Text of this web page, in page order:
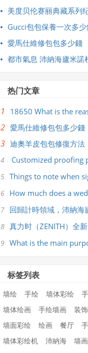
美度贝伦赛丽典藏系列纪
Gucci包包保養一次多
​愛馬仕維修包包多少錢
都市氣息 沛納海廬米諾
热门文章
1
18650 What is the reason for
2 ​愛馬仕維修包包多少錢
3 ​迪奧羊皮包包修復方法
4 Customized proofing
5 Things to note when signing a
6 How much does a
7 回歸計時領域，沛納海廬米
8 真力时（ZENITH）全
9 What is the main
标签列表
墙绘 手绘 墙体彩绘
墙体绘画
手绘墙画 装饰
墙面彩绘
绘画 餐厅
墙体彩绘机
沛納海 墙